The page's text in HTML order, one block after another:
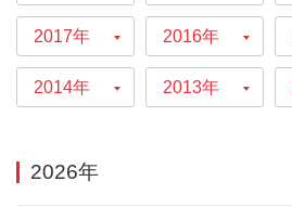
2017年 2016年
2014年 2013年
2026年